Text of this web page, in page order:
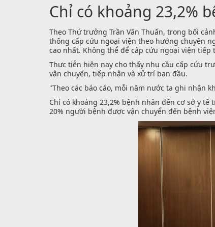
Chỉ có khoảng 23,2%
Theo Thứ trưởng Trần Văn Thuấn, trong bối
thống cấp cứu ngoại viện theo hướng chuyên
cao nhất. Không thể để cấp cứu ngoại viện
Thực tiễn hiện nay cho thấy nhu cầu cấp cứu
vận chuyển, tiếp nhận và xử trí ban đầu.
"Theo các báo cáo, mỗi năm nước ta ghi nhận
Chỉ có khoảng 23,2% bệnh nhân đến cơ sở y
20% người bệnh được vận chuyển đến bệnh